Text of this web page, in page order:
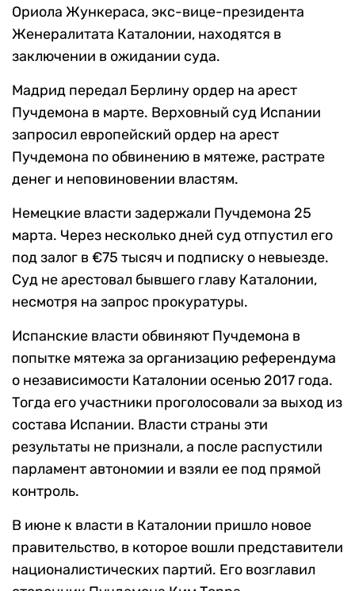
Ориола Жункераса, экс-вице-президента
Женералитата Каталонии, находятся в
заключении в ожидании суда.
Мадрид передал Берлину ордер на арест
Пучдемона в марте. Верховный суд Испании
запросил европейский ордер на арест
Пучдемона по обвинению в мятеже, растрате
денег и неповиновении властям.
Немецкие власти задержали Пучдемона 25
марта. Через несколько дней суд отпустил его
под залог в €75 тысяч и подписку о невыезде.
Суд не арестовал бывшего главу Каталонии,
несмотря на запрос прокуратуры.
Испанские власти обвиняют Пучдемона в
попытке мятежа за организацию референдума
о независимости Каталонии осенью 2017 года.
Тогда его участники проголосовали за выход из
состава Испании. Власти страны эти
результаты не признали, а после распустили
парламент автономии и взяли ее под прямой
контроль.
В июне к власти в Каталонии пришло новое
правительство, в которое вошли представители
националистических партий. Его возглавил